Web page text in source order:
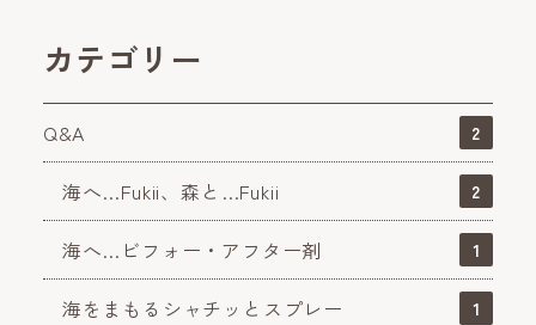
カテゴリー
Q&A 2
海へ…Fukii、森と…Fukii 2
海へ…ビフォー・アフター剤 1
海をまもるシャチッとスプレー 1